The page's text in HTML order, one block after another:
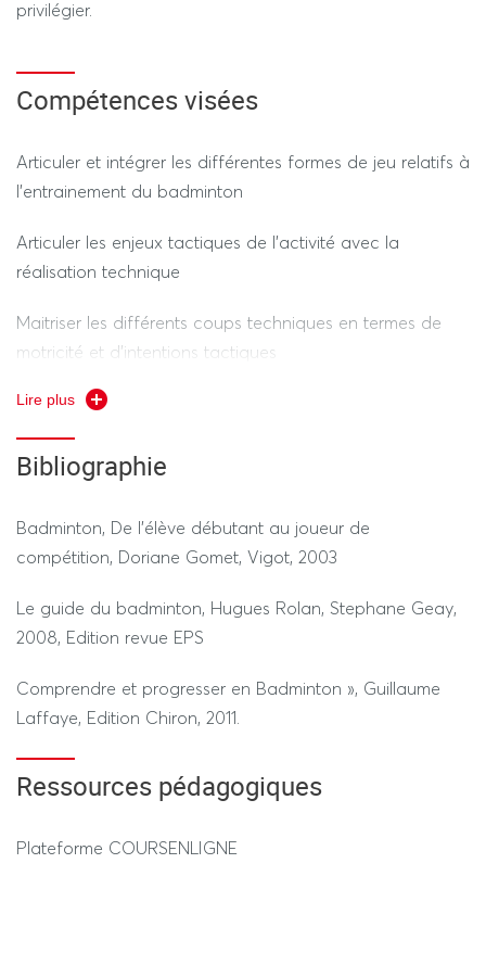
REGIME STANDARD / DEROGATOIRE
- Épreuve pratique, 50% de la note, 1h00
- Épreuve théorique, 50% de la note, 30 minutes
privilégier.
Compétences visées
Articuler et intégrer les différentes formes de jeu relatifs à
l’entrainement du badminton
Articuler les enjeux tactiques de l’activité avec la
réalisation technique
Maitriser les différents coups techniques en termes de
motricité et d’intentions tactiques
Être en mesure de présenter à l’oral une séance
d’entrainement articulant ces enjeux
tactiques/techniques
Lire plus
Bibliographie
Badminton, De l’élève débutant au joueur de
compétition, Doriane Gomet, Vigot, 2003
Le guide du badminton, Hugues Rolan, Stephane Geay,
2008, Edition revue EPS
Comprendre et progresser en Badminton », Guillaume
Laffaye, Edition Chiron, 2011.
Ressources pédagogiques
Plateforme COURSENLIGNE